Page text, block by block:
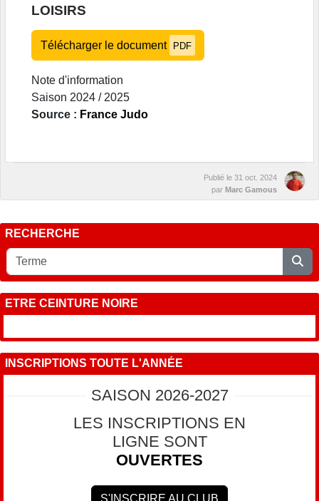
LOISIRS
Télécharger le document PDF
Note d'information
Saison 2024 / 2025
Source : France Judo
Publié le 31 oct. 2024
par Marc Gamous
RECHERCHE
ETRE CEINTURE NOIRE
INSCRIPTIONS TOUTE L'ANNÉE
SAISON 2026-2027
LES INSCRIPTIONS EN
LIGNE SONT
OUVERTES